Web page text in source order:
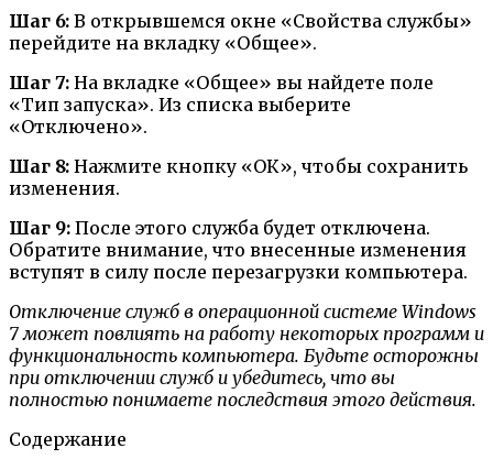
Шаг 6: В открывшемся окне «Свойства службы»
перейдите на вкладку «Общее».
Шаг 7: На вкладке «Общее» вы найдете поле
«Тип запуска». Из списка выберите
«Отключено».
Шаг 8: Нажмите кнопку «ОК», чтобы сохранить
изменения.
Шаг 9: После этого служба будет отключена.
Обратите внимание, что внесенные изменения
вступят в силу после перезагрузки компьютера.
Отключение служб в операционной системе Windows
7 может повлиять на работу некоторых программ и
функциональность компьютера. Будьте осторожны
при отключении служб и убедитесь, что вы
полностью понимаете последствия этого действия.
Содержание